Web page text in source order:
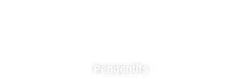
Pendentifs